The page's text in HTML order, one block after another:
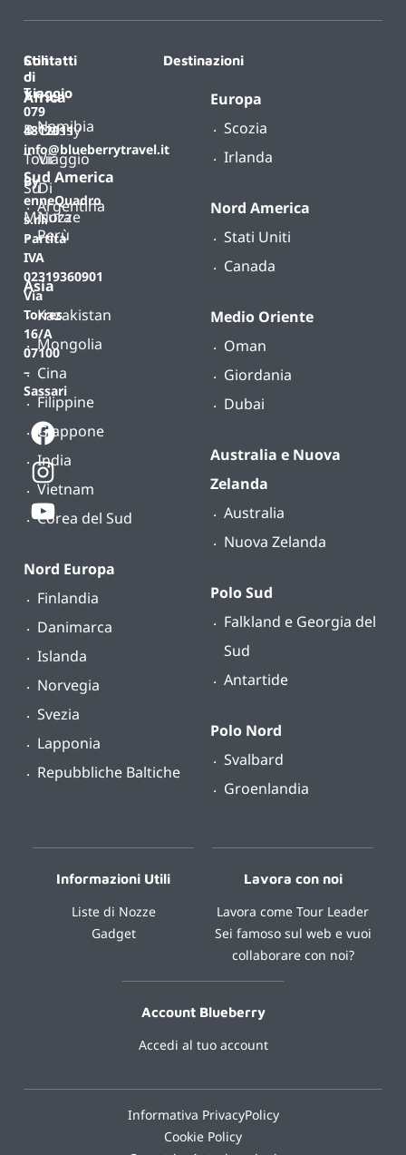
Contatti
T.
079
4812011
info@blueberrytravel.it
By
enneQuadro
s.r.l.
Partita
IVA
02319360901
Via
Torres
16/A
07100
–
Sassari
Destinazioni
Africa
Namibia
Sud America
Argentina
Perù
Asia
Kazakistan
Mongolia
Cina
Filippine
Giappone
India
Vietnam
Corea del Sud
Nord Europa
Finlandia
Danimarca
Islanda
Norvegia
Svezia
Lapponia
Repubbliche Baltiche
Europa
Scozia
Irlanda
Nord America
Stati Uniti
Canada
Medio Oriente
Oman
Giordania
Dubai
Australia e Nuova
Zelanda
Australia
Nuova Zelanda
Polo Sud
Falkland e Georgia del
Sud
Antartide
Polo Nord
Svalbard
Groenlandia
Stili
di
viaggio
B-
Tour
Su
Misura
Classy
Viaggio
Di
Nozze
Informazioni Utili
Liste di Nozze
Gadget
Lavora con noi
Lavora come Tour Leader
Sei famoso sul web e vuoi
collaborare con noi?
Account Blueberry
Accedi al tuo account
Informativa PrivacyPolicy
Cookie Policy